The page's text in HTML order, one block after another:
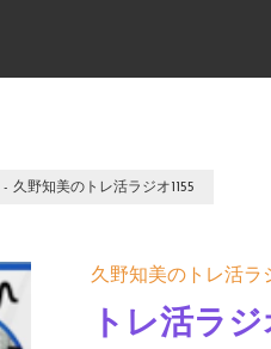
- 久野知美のトレ活ラジオ1155
久野知美のトレ活ラ
トレ活ラ